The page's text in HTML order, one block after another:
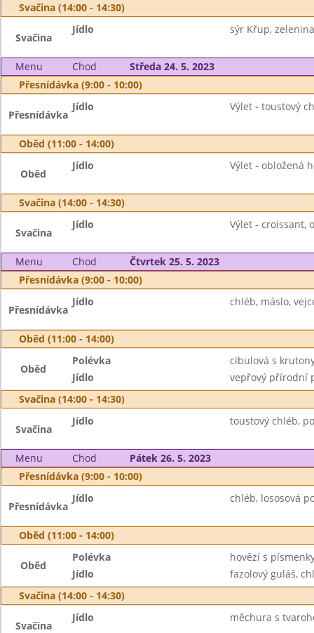
Svačina (14:00 - 14:30)
Svačina
Jídlo sýr Křup,
Menu Chod
Středa 24. 5. 2023
Přesnídávka (9:00 - 10:00)
Přesnídávka
Jídlo Výlet - toustový
Oběd (11:00 - 14:00)
Oběd
Jídlo Výlet - obložená
Svačina (14:00 - 14:30)
Svačina
Jídlo Výlet - croissant,
Menu Chod
Čtvrtek 25. 5. 2023
Přesnídávka (9:00 - 10:00)
Přesnídávka
Jídlo chléb, máslo,
Oběd (11:00 - 14:00)
Oběd
Polévka
cibulová s
Jídlo
vepřový přírodní
Svačina (14:00 - 14:30)
Svačina
Jídlo toustový chléb,
Menu Chod
Pátek 26. 5. 2023
Přesnídávka (9:00 - 10:00)
Přesnídávka
Jídlo chléb, lososová
Oběd (11:00 - 14:00)
Oběd
Polévka
hovězí s
Jídlo
fazolový guláš,
Svačina (14:00 - 14:30)
Svačina
Jídlo měchura s